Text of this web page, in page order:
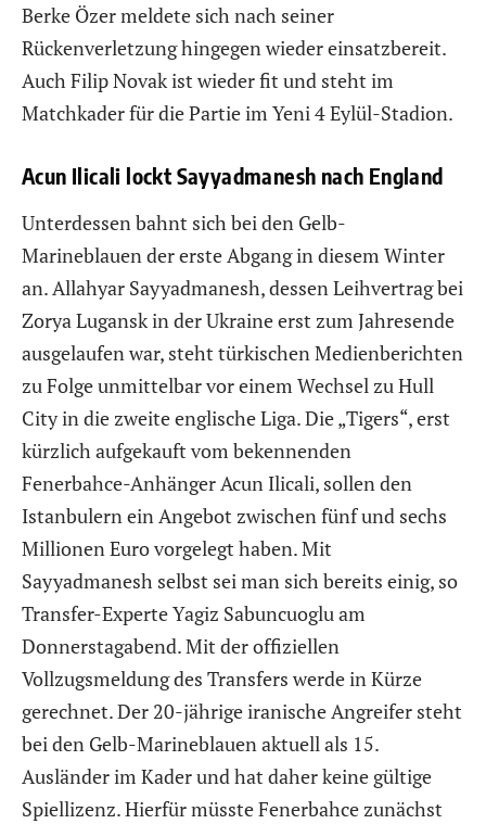
Berke Özer meldete sich nach seiner
Rückenverletzung hingegen wieder einsatzbereit.
Auch Filip Novak ist wieder fit und steht im
Matchkader für die Partie im Yeni 4 Eylül-Stadion.
Acun Ilicali lockt Sayyadmanesh nach England
Unterdessen bahnt sich bei den Gelb-
Marineblauen der erste Abgang in diesem Winter
an. Allahyar Sayyadmanesh, dessen Leihvertrag bei
Zorya Lugansk in der Ukraine erst zum Jahresende
ausgelaufen war, steht türkischen Medienberichten
zu Folge unmittelbar vor einem Wechsel zu Hull
City in die zweite englische Liga. Die „Tigers“, erst
kürzlich aufgekauft vom bekennenden
Fenerbahce-Anhänger Acun Ilicali, sollen den
Istanbulern ein Angebot zwischen fünf und sechs
Millionen Euro vorgelegt haben. Mit
Sayyadmanesh selbst sei man sich bereits einig, so
Transfer-Experte Yagiz Sabuncuoglu am
Donnerstagabend. Mit der offiziellen
Vollzugsmeldung des Transfers werde in Kürze
gerechnet. Der 20-jährige iranische Angreifer steht
bei den Gelb-Marineblauen aktuell als 15.
Ausländer im Kader und hat daher keine gültige
Spiellizenz. Hierfür müsste Fenerbahce zunächst